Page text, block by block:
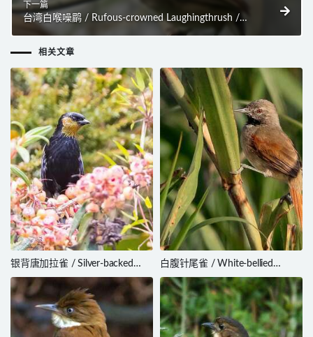
下一篇
台湾白喉噪鹛 / Rufous-crowned Laughingthrush /
Pterorhinus ruficeps
相关文章
银背唐加拉雀 / Silver-backed
Tanager / Stilpnia viridicollis
白腹针尾雀 / White-bellied
Spinetail / Mazaria propinqua